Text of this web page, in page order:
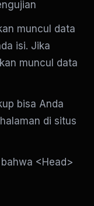
muncul data
isi. Jika
muncul data
bisa Anda
di situs
<Head>